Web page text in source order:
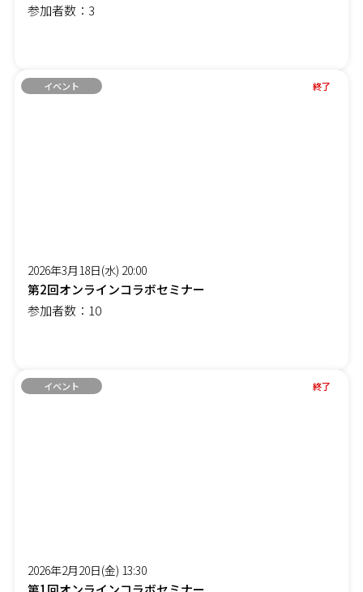
参加者数：3
イベント 終了
2026年3月18日(水) 20:00
第2回オンラインコラボセミナー
参加者数：10
イベント 終了
2026年2月20日(金) 13:30